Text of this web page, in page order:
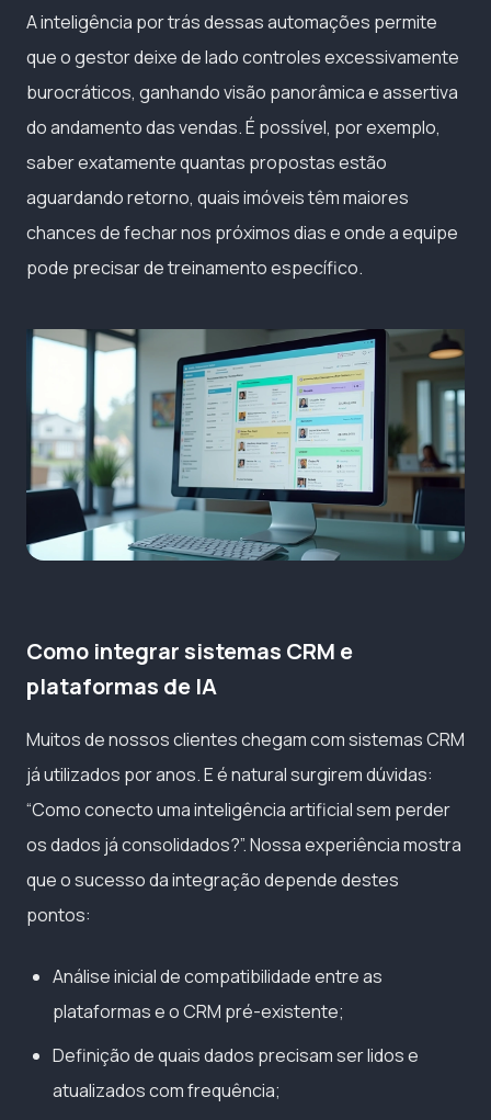
A inteligência por trás dessas automações permite
que o gestor deixe de lado controles excessivamente
burocráticos, ganhando visão panorâmica e assertiva
do andamento das vendas. É possível, por exemplo,
saber exatamente quantas propostas estão
aguardando retorno, quais imóveis têm maiores
chances de fechar nos próximos dias e onde a equipe
pode precisar de treinamento específico.
Como integrar sistemas CRM e
plataformas de IA
Muitos de nossos clientes chegam com sistemas CRM
já utilizados por anos. E é natural surgirem dúvidas:
“Como conecto uma inteligência artificial sem perder
os dados já consolidados?”. Nossa experiência mostra
que o sucesso da integração depende destes
pontos:
Análise inicial de compatibilidade entre as
plataformas e o CRM pré-existente;
Definição de quais dados precisam ser lidos e
atualizados com frequência;